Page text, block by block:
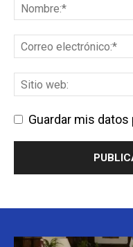
Guardar mis